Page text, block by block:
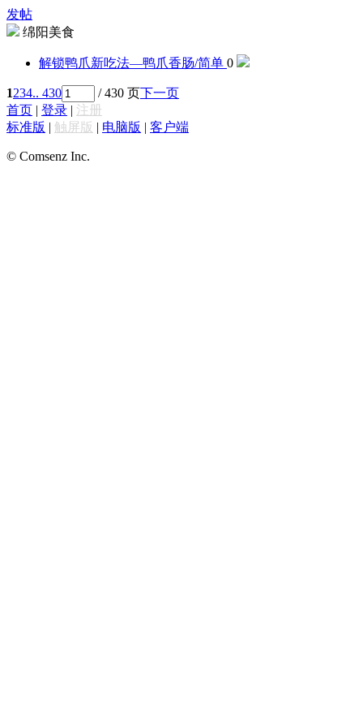
发帖
绵阳美食
解锁鸭爪新吃法—鸭爪香肠/简单 0
1234.. 430 / 430 页下一页
首页 | 登录 | 注册
标准版 | 触屏版 | 电脑版 | 客户端
© Comsenz Inc.